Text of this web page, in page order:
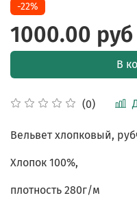
(0)
-22%
1000.00 руб
В
Вельвет хлопковый,
Хлопок 100%,
плотность 280г/м